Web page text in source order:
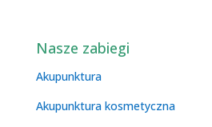
Nasze zabiegi
Akupunktura
Akupunktura kosmetyczna